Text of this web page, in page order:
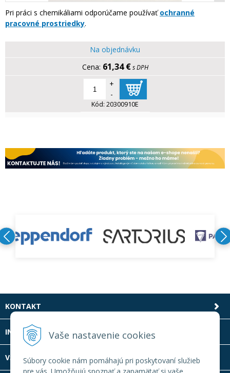
Vaše nastavenie cookies
Súbory cookie nám pomáhajú pri poskytovaní služieb
Pri práci s chemikáliami odporúčame používaťochranné
pracovné prostriedky.
Na objednávku
61,34 € s DPH
+
-
Kód: 20300910E
KONTAKT
INFOLINKA
VŠETKO O NÁKUPE